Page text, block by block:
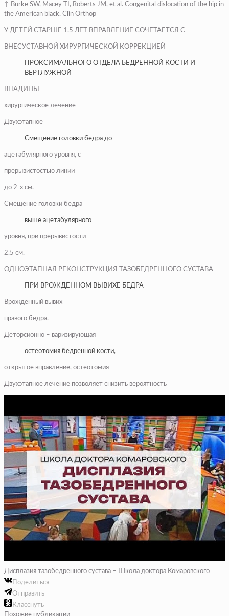
↑ Burke SW, Macey TI, Roberts JM, et al. Congenital dislocation of the hip in
the American black. Clin Orthop
У ДЕТЕЙ СТАРШЕ 1.5 ЛЕТ ВПРАВЛЕНИЕ СОЧЕТАЕТСЯ С
ВНЕСУСТАВНОЙ ХИРУРГИЧЕСКОЙ КОРРЕКЦИЕЙ
ПРОКСИМАЛЬНОГО ОТДЕЛА БЕДРЕННОЙ КОСТИ И
ВЕРТЛУЖНОЙ
ВПАДИНЫ
хирургическое лечение
Двухэтапное
Смещение головки бедра до
ацетабулярного уровня, с
прерывистостью линии
до 2-х см.
Смещение головки бедра
выше ацетабулярного
уровня, при прерывистости
2.5 см.
ОДНОЭТАПНАЯ РЕКОНСТРУКЦИЯ ТАЗОБЕДРЕННОГО СУСТАВА
ПРИ ВРОЖДЕННОМ ВЫВИХЕ БЕДРА
Врожденный вывих
правого бедра.
Деторсионно – варизирующая
остеотомия бедренной кости,
открытое вправление, остеотомия
Двухэтапное лечение позволяет снизить вероятность
Дисплазия тазобедренного сустава – Школа доктора Комаровского
Поделиться
Отправить
Класснуть